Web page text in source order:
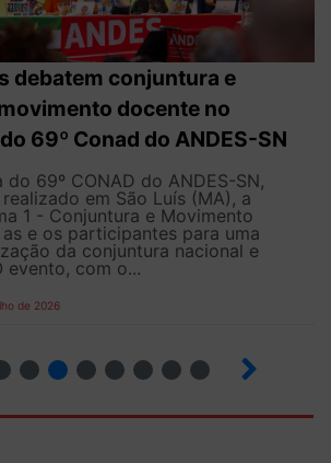
debatem conjuntura e
docente no
69º Conad do ANDES-SN
69º CONAD do ANDES-SN,
em São Luís (MA), a
1 - Conjuntura e Movimento
e os participantes para uma
da conjuntura nacional e
evento, com o...
de 2026